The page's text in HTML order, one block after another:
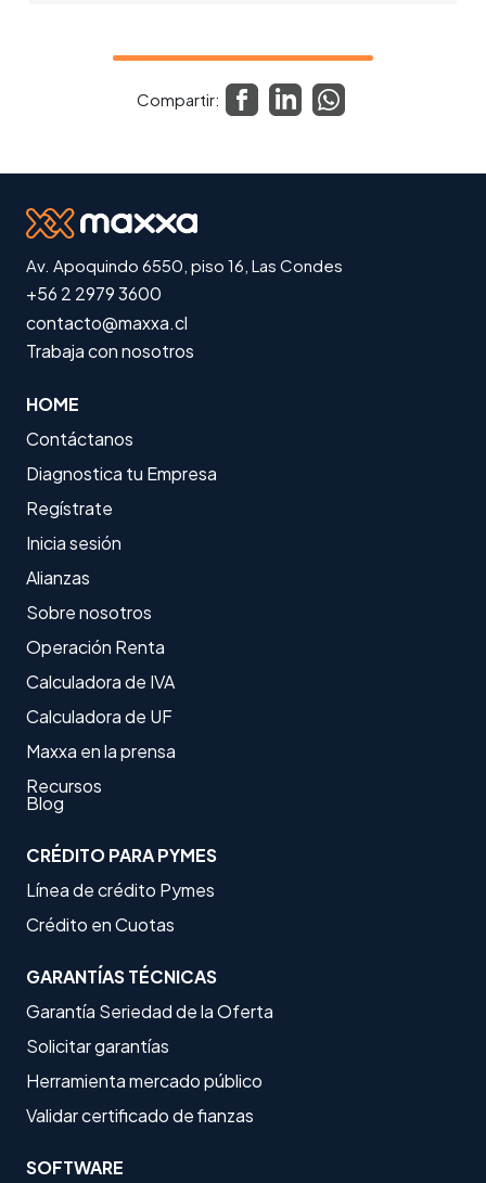
Compartir:
Av. Apoquindo 6550, piso 16, Las Condes
+56 2 2979 3600
contacto@maxxa.cl
Trabaja con nosotros
HOME
Contáctanos
Diagnostica tu Empresa
Regístrate
Inicia sesión
Alianzas
Sobre nosotros
Operación Renta
Calculadora de IVA
Calculadora de UF
Maxxa en la prensa
Recursos
Blog
CRÉDITO PARA PYMES
Línea de crédito Pymes
Crédito en Cuotas
GARANTÍAS TÉCNICAS
Garantía Seriedad de la Oferta
Solicitar garantías
Herramienta mercado público
Validar certificado de fianzas
SOFTWARE